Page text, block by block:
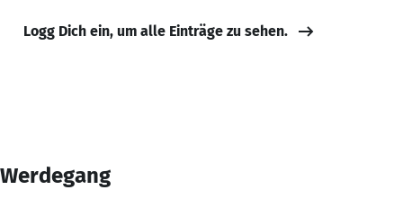
Logg Dich ein, um alle Einträge zu sehen.
Werdegang